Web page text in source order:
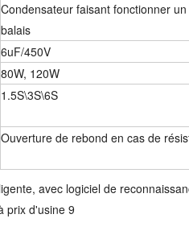
Condensateur faisant fonctionner
balais
6uF/450V
80W, 120W
1.5S\3S\6S
Ouverture de rebond en cas de